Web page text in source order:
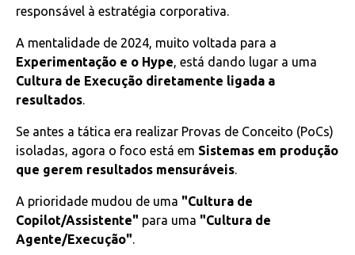
responsável à estratégia corporativa.
A mentalidade de 2024, muito voltada para a
Experimentação e o Hype, está dando lugar a uma
Cultura de Execução diretamente ligada a
resultados.
Se antes a tática era realizar Provas de Conceito (PoCs)
isoladas, agora o foco está em Sistemas em produção
que gerem resultados mensuráveis.
A prioridade mudou de uma "Cultura de
Copilot/Assistente" para uma "Cultura de
Agente/Execução".